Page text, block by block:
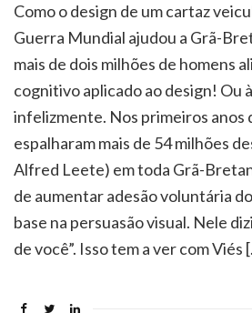
Como o design de um cartaz
Guerra Mundial ajudou a Grã-
mais de dois milhões de homens
cognitivo aplicado ao design! Ou
infelizmente. Nos primeiros anos
espalharam mais de 54 milhões
Alfred Leete) em toda Grã-
de aumentar adesão voluntária
base na persuasão visual. Nele
de você”. Isso tem a ver com Viés